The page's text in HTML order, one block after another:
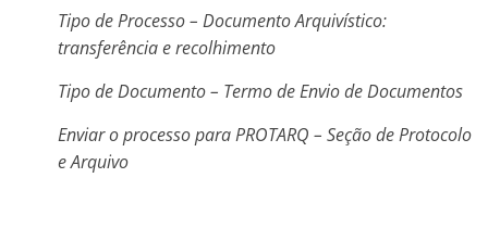
Tipo de Processo – Documento Arquivístico:
transferência e recolhimento
Tipo de Documento – Termo de Envio de Documentos
Enviar o processo para PROTARQ – Seção de Protocolo
e Arquivo